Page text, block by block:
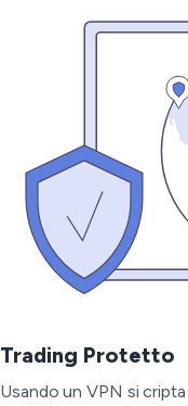
Trading Protetto
Usando un VPN si